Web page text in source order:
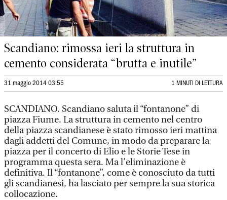
Scandiano: rimossa ieri la struttura in
cemento considerata “brutta e inutile”
31 maggio 2014 03:55 1 MINUTI DI LETTURA
SCANDIANO. Scandiano saluta il “fontanone” di
piazza Fiume. La struttura in cemento nel centro
della piazza scandianese è stato rimosso ieri mattina
dagli addetti del Comune, in modo da preparare la
piazza per il concerto di Elio e le Storie Tese in
programma questa sera. Ma l’eliminazione è
definitiva. Il “fontanone”, come è conosciuto da tutti
gli scandianesi, ha lasciato per sempre la sua storica
collocazione.